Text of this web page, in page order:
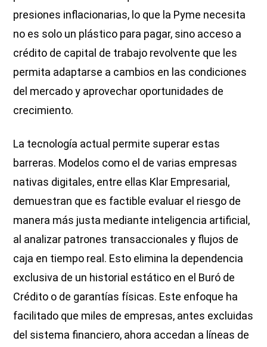
presiones inflacionarias, lo que la Pyme necesita
no es solo un plástico para pagar, sino acceso a
crédito de capital de trabajo revolvente que les
permita adaptarse a cambios en las condiciones
del mercado y aprovechar oportunidades de
crecimiento.
La tecnología actual permite superar estas
barreras. Modelos como el de varias empresas
nativas digitales, entre ellas Klar Empresarial,
demuestran que es factible evaluar el riesgo de
manera más justa mediante inteligencia artificial,
al analizar patrones transaccionales y flujos de
caja en tiempo real. Esto elimina la dependencia
exclusiva de un historial estático en el Buró de
Crédito o de garantías físicas. Este enfoque ha
facilitado que miles de empresas, antes excluidas
del sistema financiero, ahora accedan a líneas de